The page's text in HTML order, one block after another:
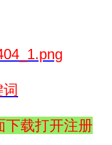
下载打开注册